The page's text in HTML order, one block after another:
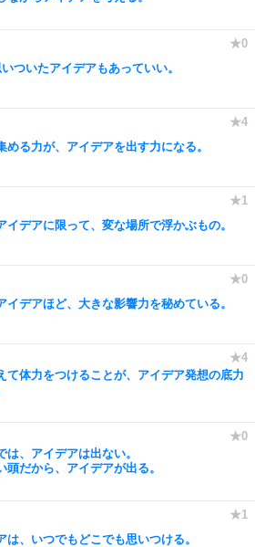
ついたアイデアもあっていい。
める力が、アイデアを出す力になる。
イデアに限って、変な場所で浮かぶもの。
イデアほど、大きな影響力を秘めている。
て体力をつけることが、アイデア発想の底力
は、アイデアは出ない。
頭だから、アイデアが出る。
は、いつでもどこでも思いつける。